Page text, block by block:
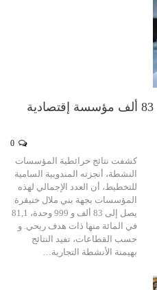
بني ملال – خنيفرة : أزيد من 83 ألف مؤسسة إقتصادية
كشفت نتائج خرائطية المؤسسات
النشطة، أنجزته المندوبية السامية
للتخطيط، أن العدد الإجمالي لهذه
المؤسسات بجهة بني ملال خنيفرة
يصل إلى 83 ألف و 999 وحدة، 81,1
في المائة منها ذات هدف ربحي. و
حسب القطاعات، تفيد النتائج
بهيمنة الأنشطة التجارية…